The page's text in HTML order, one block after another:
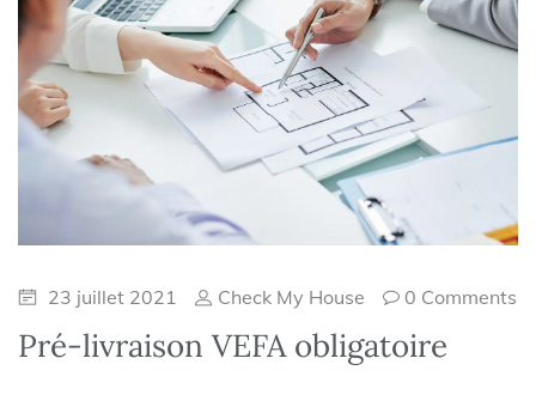
23 juillet 2021 Check My House 0 Comments
Pré-livraison VEFA obligatoire